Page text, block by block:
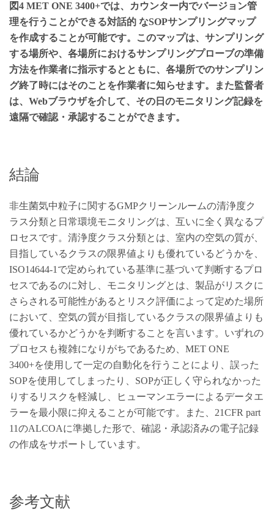
図4 MET ONE 3400+では、カウンター内でバージョン管
理を行うことができる対話的 なSOPサンプリングマップ
を作成することが可能です。このマップは、サンプリング
する場所や、各場所におけるサンプリングプローブの準備
方法を作業者に指示するとともに、各場所でのサンプリン
グ終了時にはそのことを作業者に知らせます。また監督者
は、Webブラウザを介して、その日のモニタリング記録を
遠隔で確認・承認することができます。
結論
非生菌気中粒子に関するGMPクリーンルームの清浄度ク
ラス分類と日常環境モニタリングは、互いに全く異なるプ
ロセスです。清浄度クラス分類とは、室内の空気の質が、
目指しているクラスの限界値よりも優れているどうかを、
ISO14644-1で定められている基準に基づいて判断するプロ
セスであるのに対し、モニタリングとは、製品がリスクに
さらされる可能性があるとリスク評価によって定めた場所
において、空気の質が目指しているクラスの限界値よりも
優れているかどうかを判断することを言います。いずれの
プロセスも複雑になりがちであるため、MET ONE
3400+を使用して一定の自動化を行うことにより、誤った
SOPを使用してしまったり、SOPが正しく守られなかった
りするリスクを軽減し、ヒューマンエラーによるデータエ
ラーを最小限に抑えることが可能です。また、21CFR part
11のALCOAに準拠した形で、確認・承認済みの電子記録
の作成をサポートしています。
参考文献